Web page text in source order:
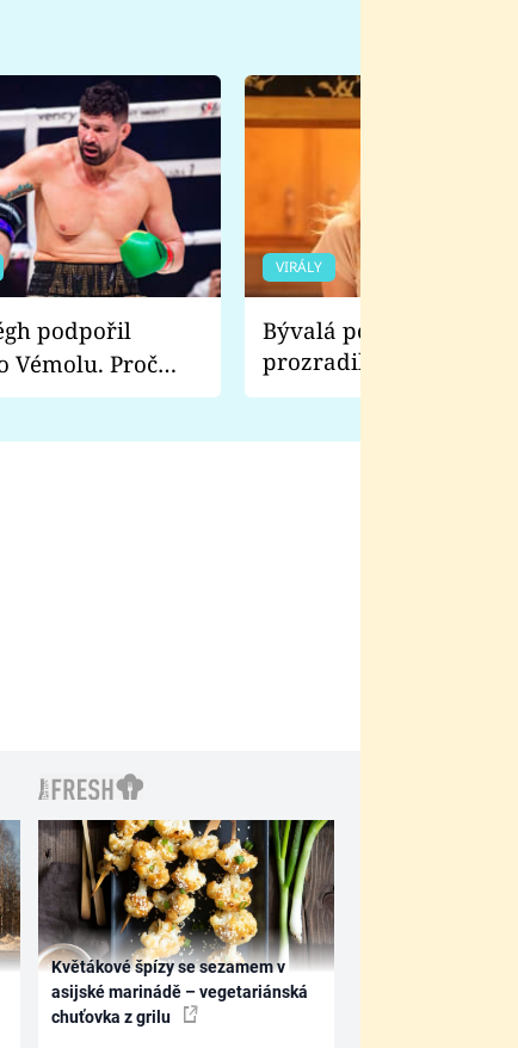
Vémolu. Proč
s ním než
VIRÁLY
Bývalá pornoherečka
prozradila, co ji
natáčení Euforie.
Květákové špízy se sezamem v
asijské marinádě – vegetariánská
chuťovka z grilu